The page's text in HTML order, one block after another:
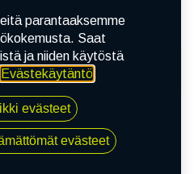
autoon kuitenkin
parantaaksemme
Saat
ja niiden käytöstä
Evästekäytäntö.
evästeet
evästeet